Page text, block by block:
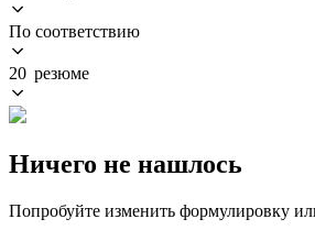
По соответствию
20 резюме
Ничего не нашлось
Попробуйте изменить формулировку